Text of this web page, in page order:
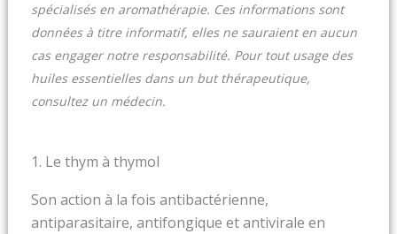
spécialisés en aromathérapie. Ces informations sont
données à titre informatif, elles ne sauraient en aucun
cas engager notre responsabilité. Pour tout usage des
huiles essentielles dans un but thérapeutique,
consultez un médecin.
1. Le thym à thymol
Son action à la fois antibactérienne,
antiparasitaire, antifongique et antivirale en